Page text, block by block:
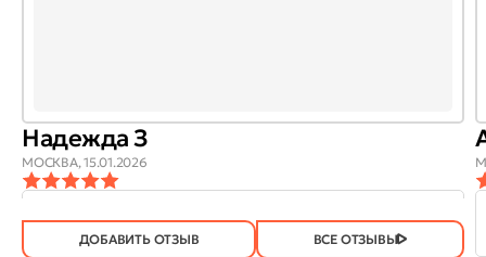
Надежда З
МОСКВА,15.01.2026
ПОЛЕЗЕН?
ДА(745) НЕТ(20)
ДОБАВИТЬ ОТЗЫВ ВСЕ ОТЗЫВЫ